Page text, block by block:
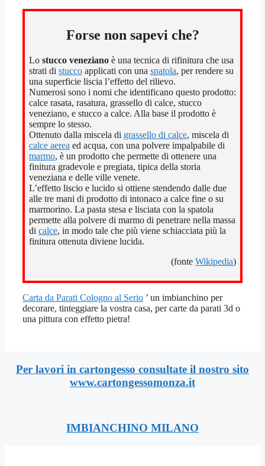
Forse non sapevi che?
Lo stucco veneziano è una tecnica di rifinitura che usa
strati di stucco applicati con una spatola, per rendere su
una superficie liscia l’effetto del rilievo.
Numerosi sono i nomi che identificano questo prodotto:
calce rasata, rasatura, grassello di calce, stucco
veneziano, e stucco a calce. Alla base il prodotto è
sempre lo stesso.
Ottenuto dalla miscela di grassello di calce, miscela di
calce aerea ed acqua, con una polvere impalpabile di
marmo, è un prodotto che permette di ottenere una
finitura gradevole e pregiata, tipica della storia
veneziana e delle ville venete.
L’effetto liscio e lucido si ottiene stendendo dalle due
alle tre mani di prodotto di intonaco a calce fine o su
marmorino. La pasta stesa e lisciata con la spatola
permette alla polvere di marmo di penetrare nella massa
di calce, in modo tale che più viene schiacciata più la
finitura ottenuta diviene lucida.
(fonte Wikipedia)
Carta da Parati Cologno al Serio ’ un imbianchino per
decorare, tinteggiare la vostra casa, per carte da parati 3d o
una pittura con effetto pietra!
Per lavori in cartongesso consultate il nostro sito
www.cartongessomonza.it
IMBIANCHINO MILANO